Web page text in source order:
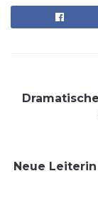
Neue